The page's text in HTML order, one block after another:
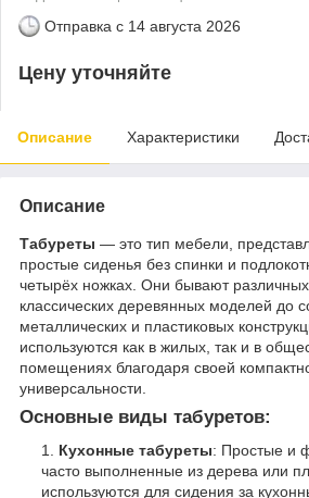
Отправка с 14 августа 2026
Цену уточняйте
Описание Характеристики
Описание
Табуреты — это тип мебели,
простые сиденья без спинки и
четырёх ножках. Они бывают
классических деревянных моделей до
металлических и пластиковых
используются как в жилых, так и в
помещениях благодаря своей
универсальности.
Основные виды табуретов:
Кухонные табуреты: Простые и
часто выполненные из дерева или
используются для сидения за